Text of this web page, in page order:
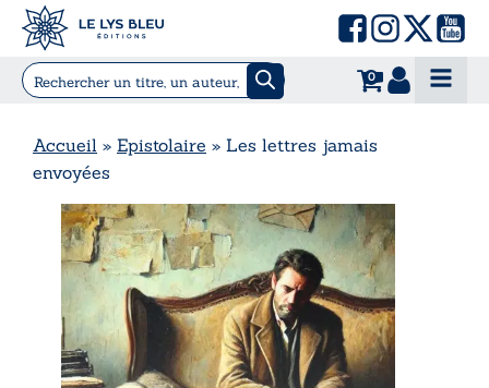
0
Accueil » Epistolaire » Les lettres jamais
envoyées